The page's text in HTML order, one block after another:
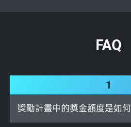
FAQ
1
獎勵計畫中的獎金額度是如